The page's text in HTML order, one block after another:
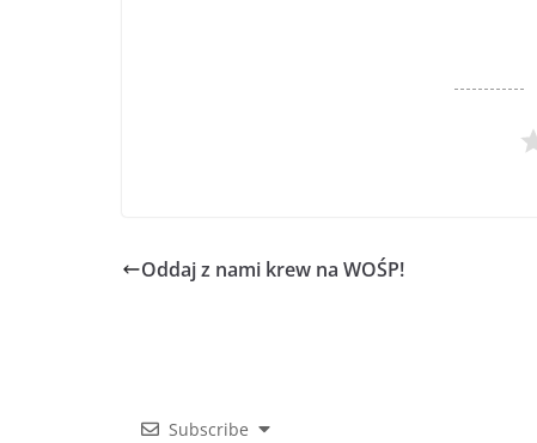
Oddaj z nami krew na WOŚP!
Subscribe